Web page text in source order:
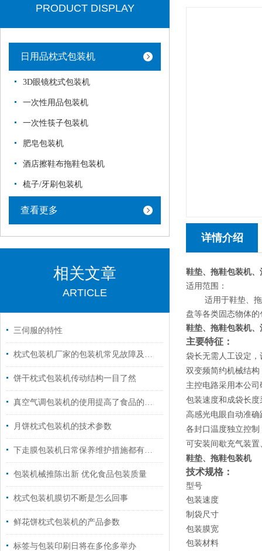
PRODUCT DISPLAY
日用品枕式包装机
3D眼镜枕式包装机
一次性用品包装机
一次性筷子包装机
肥皂包装机
酒店擦鞋布拖鞋包装机
梳子/牙刷包装机
查看更多
相关文章
ARTICLE
三伺服的特性
枕式包装机厂家的包装机常见故障及维修方法
饼干枕式包装机传动结构一目了然
真空气调包装机的使用提高了食品的质量和外观
月饼枕式包装机的技术参数
下走膜包装机日常保养维护措施都有什么？
包装机械推陈出新 优化食品包装质量
枕式包装机膜切不断是怎么回事
鲜花饼枕式包装机的产品参数
标签与包装印刷日将在多伦多举办
详情介绍
鞋垫、拖鞋包装机、
适用范围：
适用于鞋垫、拖鞋
盘等各类固态物体的
鞋垫、拖鞋包装机、
主要特征：
袋长无需人工设定
双变频简约机械结
主控电路采用本公
包装速度和成袋长
高感光电眼自动准确
各封口温度独立控
可安装间歇充气装
鞋垫、拖鞋包装机
技术规格：
型号
包装速度
制袋尺寸
包装膜宽
包装材料